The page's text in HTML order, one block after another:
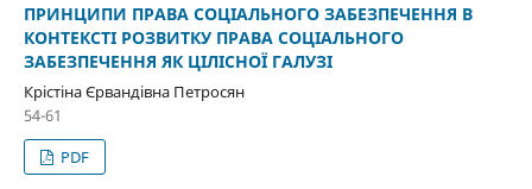
ПРИНЦИПИ ПРАВА СОЦІАЛЬНОГО ЗАБЕЗПЕЧЕННЯ В
КОНТЕКСТІ РОЗВИТКУ ПРАВА СОЦІАЛЬНОГО
ЗАБЕЗПЕЧЕННЯ ЯК ЦІЛІСНОЇ ГАЛУЗІ
Крістіна Єрвандівна Петросян
54-61
PDF